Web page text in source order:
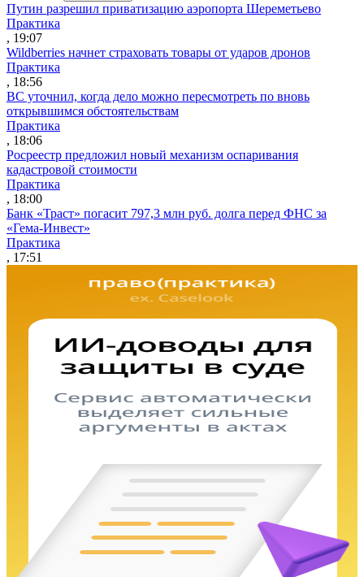
Путин разрешил приватизацию аэропорта Шереметьево
Практика
, 19:07
Wildberries начнет страховать товары от ударов дронов
Практика
, 18:56
ВС уточнил, когда дело можно пересмотреть по вновь
открывшимся обстоятельствам
Практика
, 18:06
Росреестр предложил новый механизм оспаривания
кадастровой стоимости
Практика
, 18:00
Банк «Траст» погасит 797,3 млн руб. долга перед ФНС за
«Гема-Инвест»
Практика
, 17:51